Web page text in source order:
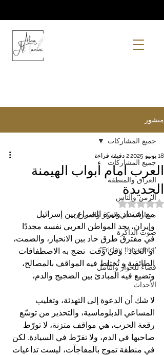
منشور
جميع المشاركات
العراق والمنطقة
الزمن والناس
مسارات في الفكر والعمران
صوت الذاكرة
"Friday thoughts"
فضاءٌ للحوار والتأمل
الأحداث
جميع المشاركات
العرب امام أبواب الهيمنة
الجديدة
18 يونيو 2025 2 دقيقة قراءة
تم التقييم بـ ليس رقمًا من أصل 5 نجوم.
مع اشتداد وتيرة الصراع بين إسرائيل
وإيران، يجد المواطن العربي نفسه مجددًا
في مفترق طرق حاد بين الانحياز، والصمت،
او الحياد . وفي وقت  تضج به الاصطفافات
الطائفية و تُختلط فيه المواقف بالمصالح،
وتضيع فيه المبادئ بين الضجيج والدم،
لا شك أن الدعوة إلى التهدئة، وتغليب
المساعي الدبلوماسية، والتحذير من توسّع
رقعة الحرب، هي مواقف متزنة، لا تورّط
صاحبها في الدم، ولا تفرّط في السيادة. لكن
في منطقة تموج بالمفاجآت، ليست تداعيات